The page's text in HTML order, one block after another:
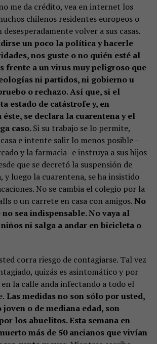
me da crédito, vea en internet los
chilenos residentes europeos o
volver a sus casas.
un poco la política y hacerle
nos guste o no quién esté al
frente a un virus muy peligroso que
ni partidos, ni gobierno u
o rechazo. Así que, si el
estado de catástrofe y, en
se declara la cuarentena y el
caso.Si su trabajo se lo permite,
e intente salir lo menos posible -
y la farmacia- e instruya a sus hijos
que se decretó la suspensión de
y luego la cuarentena, se ha insistido
No se cambia el colegio por la
o un carrete en casa con amigos.No
sea indispensable. No vaya al
ni salga a andar en bicicleta o
corra riesgo de contagiarse. Tal vez
quizás es asintomático y por
la calle anda infectando a todo el
Las medidas no son sólo por usted,
joven o de mediana edad, son
los abuelitos. Esta semana en
más de 50 ancianos que vivían